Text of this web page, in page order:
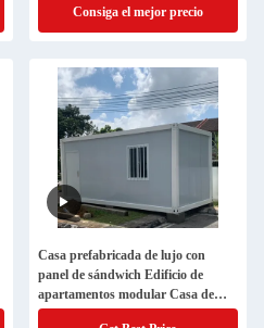
Consiga el mejor precio
Casa prefabricada de lujo con
panel de sándwich Edificio de
apartamentos modular Casa de
contenedores desmontable